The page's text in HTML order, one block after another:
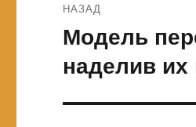
по
записям
НАЗАД
Предыдущая
запись:
Модель
наделив